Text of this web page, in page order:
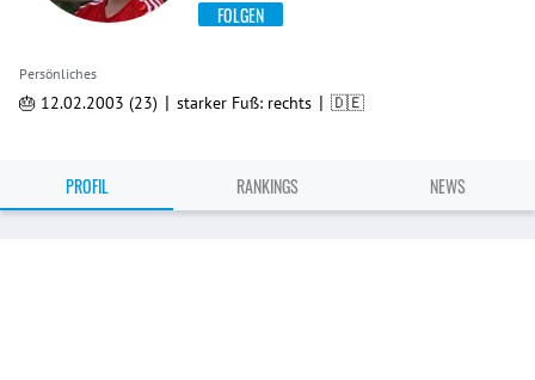
FOLGEN
Persönliches
🎂 12.02.2003 (23) | starker Fuß: rechts | 🇩🇪
PROFIL RANKINGS NEWS